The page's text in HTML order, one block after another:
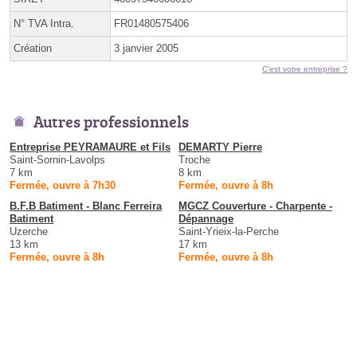
N° TVA Intra. FR01480575406
Création 3 janvier 2005
C'est votre entreprise ?
Autres professionnels
Entreprise PEYRAMAURE et Fils
Saint-Sornin-Lavolps
7 km
Fermée, ouvre à 7h30
DEMARTY Pierre
Troche
8 km
Fermée, ouvre à 8h
B.F.B Batiment - Blanc Ferreira
Batiment
Uzerche
13 km
Fermée, ouvre à 8h
MGCZ Couverture - Charpente -
Dépannage
Saint-Yrieix-la-Perche
17 km
Fermée, ouvre à 8h